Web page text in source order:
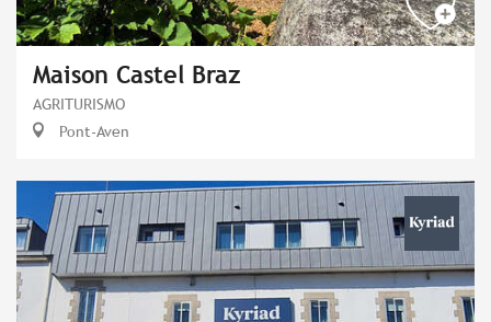
Maison Castel Braz
AGRITURISMO
Pont-Aven